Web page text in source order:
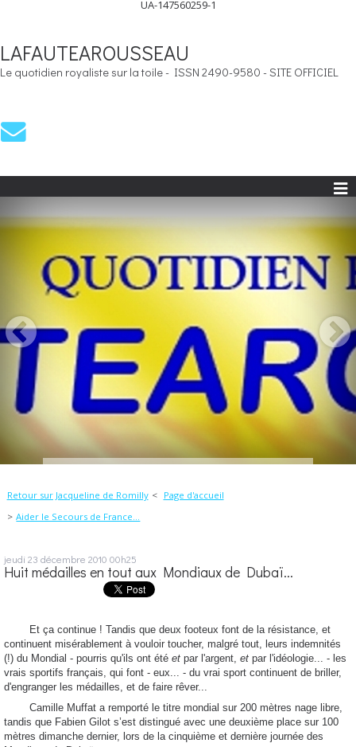
UA-147560259-1
LAFAUTEAROUSSEAU
Le quotidien royaliste sur la toile - ISSN 2490-9580 - SITE OFFICIEL
Retour sur Jacqueline de Romilly
Page d'accueil
Aider le Secours de France...
jeudi 23 décembre 2010 00h25
Huit médailles en tout aux Mondiaux de Dubaï...
Et ça continue ! Tandis que deux footeux font de la résistance, et
continuent misérablement à vouloir toucher, malgré tout, leurs indemnités
(!) du Mondial - pourris qu'ils ont été et par l'argent, et par l'idéologie... - les
vrais sportifs français, qui font - eux... - du vrai sport continuent de briller,
d'engranger les médailles, et de faire rêver...
Camille Muffat a remporté le titre mondial sur 200 mètres nage libre,
tandis que Fabien Gilot s’est distingué avec une deuxième place sur 100
mètres dimanche dernier, lors de la cinquième et dernière journée des